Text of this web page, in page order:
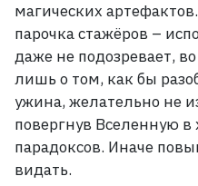
магических
парочка стажёров –
даже не подозревает,
лишь о том, как бы
ужина, желательно не
повергнув Вселенную
парадоксов. Иначе
видать.